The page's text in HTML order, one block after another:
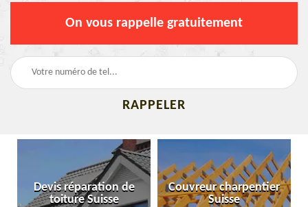
On vous rappelle gratuitement
Devis réparation de
toiture Suisse
Couvreur charpentier
Suisse